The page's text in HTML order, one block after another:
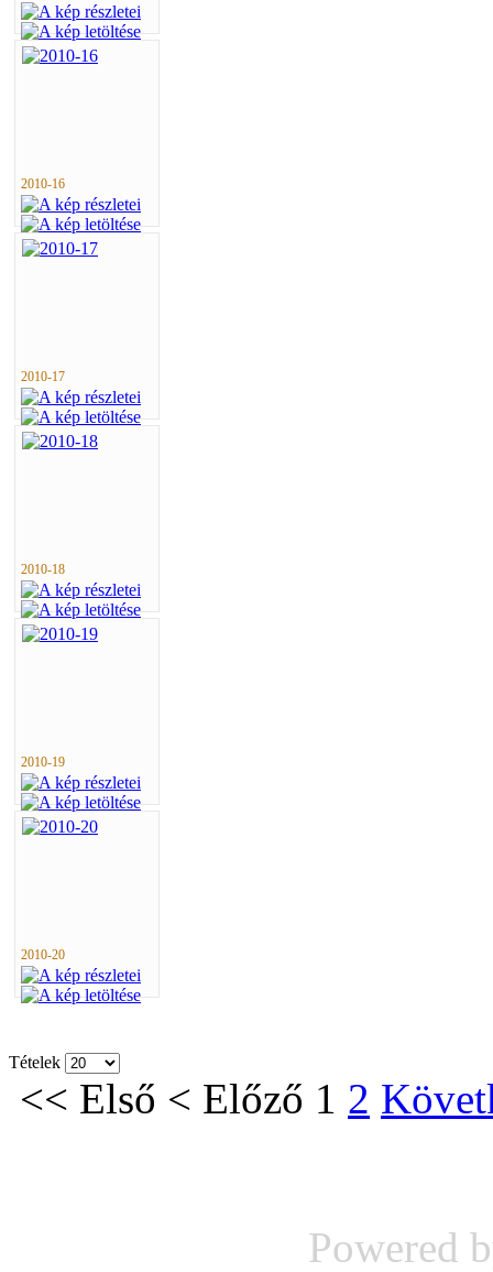
2010-16
2010-17
2010-18
2010-19
2010-20
Tételek
<< Első < Előző 1 2
Powered